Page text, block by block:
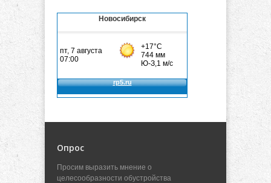
Новосибирск
Опрос
Просим выразить мнение о
целесообразности обустройства